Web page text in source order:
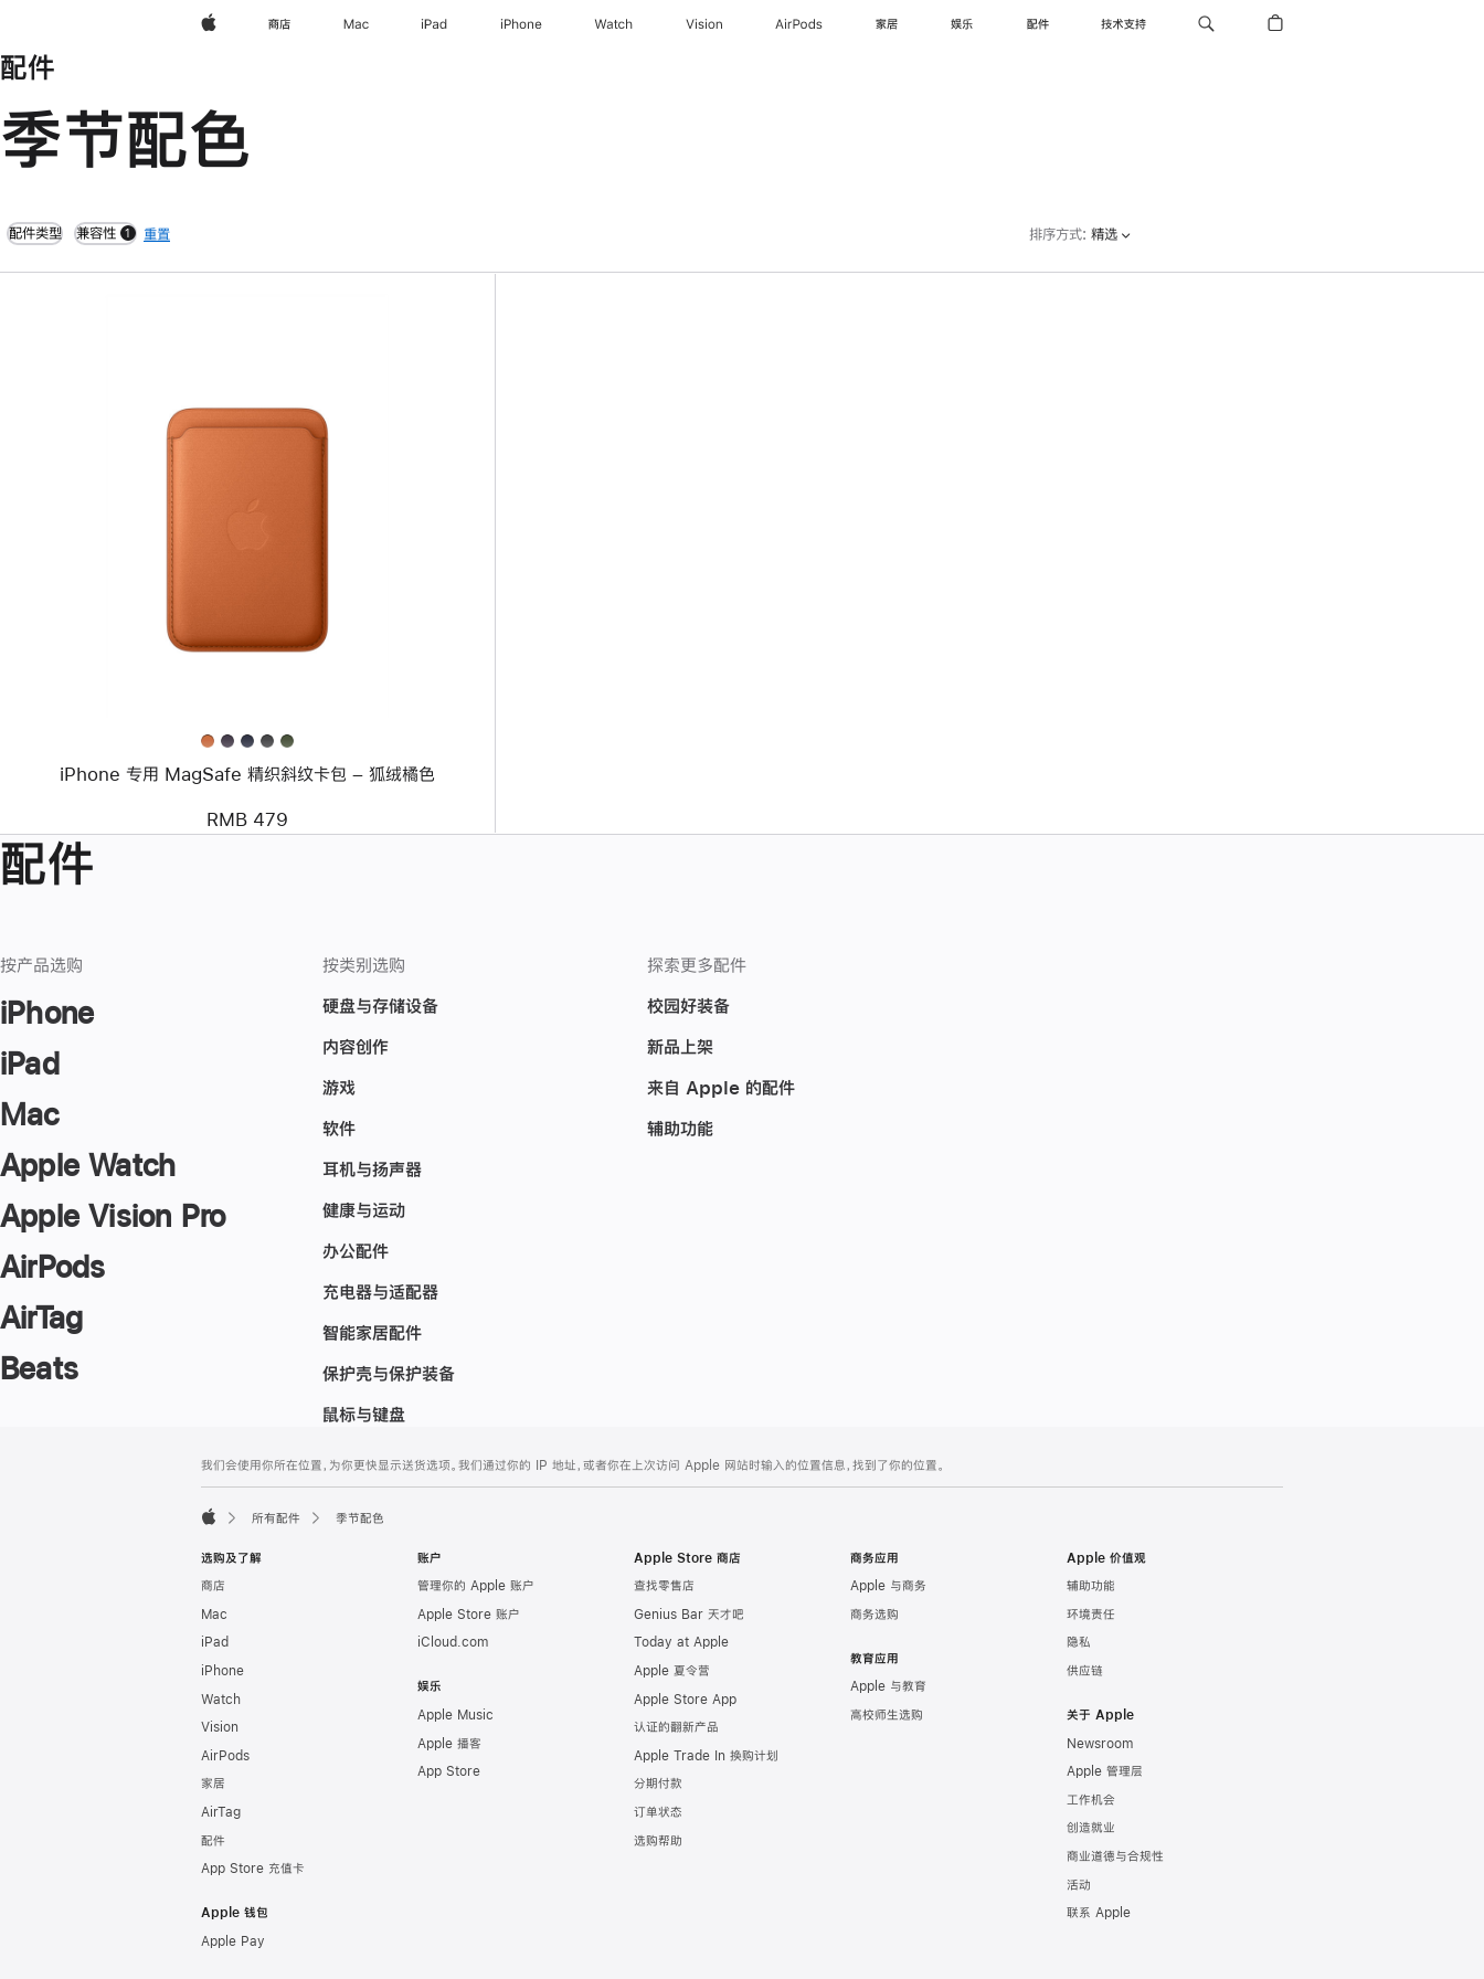
Apple 商店 Mac iPad iPhone Watch Vision AirPods 家居 娱乐 配件 技术支持
配件
季节配色
配件类型 兼容性 1
filters active
重置 排序方式: 精选
MagSafe
卡
–
绒
橘
iPhone 专用 MagSafe 精织斜纹卡包 – 狐绒橘色
RMB 479
配件
按产品选购
iPhone
iPad
Mac
Apple Watch
Apple Vision Pro
AirPods
AirTag
Beats
按类别选购
硬盘与存储设备
内容创作
游戏
软件
耳机与扬声器
健康与运动
办公配件
充电器与适配器
智能家居配件
保护壳与保护装备
鼠标与键盘
探索更多配件
校园好装备
新品上架
来自 Apple 的配件
辅助功能
页
页
脚
注
我们会使用你所在位置，为你更快显示送货选项。我们通过你的 IP 地址，或者你在上次访问 Apple 网站时输入的位置信息，找到了你的位置。
所有配件 季节配色
选购及了解
商店
Mac
iPad
iPhone
Watch
Vision
AirPods
家居
AirTag
配件
App Store 充值卡
Apple 钱包
Apple Pay
账户
管理你的 Apple 账户
Apple Store 账户
iCloud.com
娱乐
Apple Music
Apple 播客
App Store
Apple Store 商店
查找零售店
Genius Bar 天才吧
Today at Apple
Apple 夏令营
Apple Store App
认证的翻新产品
Apple Trade In 换购计划
分期付款
订单状态
选购帮助
商务应用
Apple 与商务
商务选购
教育应用
Apple 与教育
高校师生选购
Apple 价值观
辅助功能
环境责任
隐私
供应链
关于 Apple
Newsroom
Apple 管理层
工作机会
创造就业
商业道德与合规性
活动
联系 Apple